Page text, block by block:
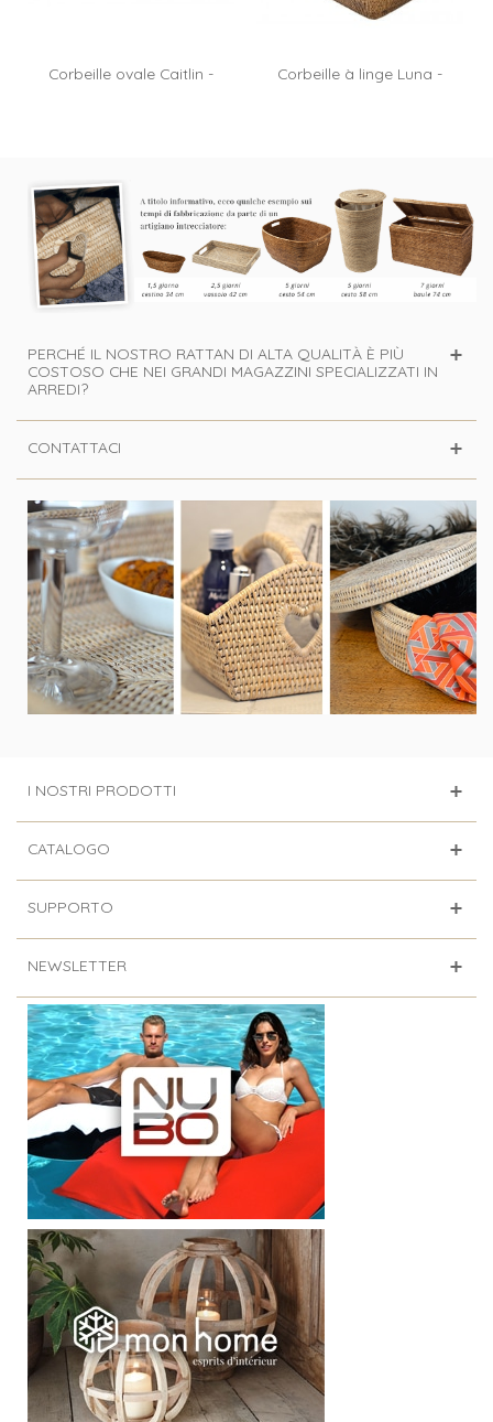
Corbeille ovale Caitlin -
Corbeille à linge Luna -
PERCHÉ IL NOSTRO RATTAN DI ALTA QUALITÀ È PIÙ
COSTOSO CHE NEI GRANDI MAGAZZINI SPECIALIZZATI IN
ARREDI?
CONTATTACI
I NOSTRI PRODOTTI
CATALOGO
SUPPORTO
NEWSLETTER